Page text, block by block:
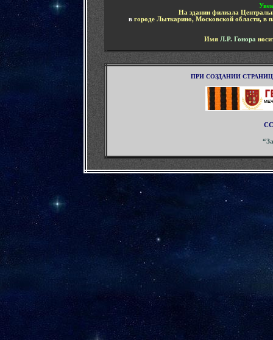
На здании филиала
в городе Лыткарино, Московской области, в
Имя Л.Р. Гонора
ПРИ СОЗДАНИИ